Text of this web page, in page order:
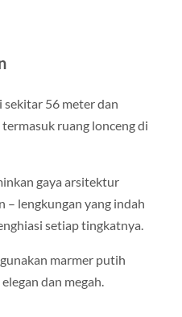
56 meter dan
ruang lonceng di
gaya arsitektur
– lengkungan yang indah
setiap tingkatnya.
marmer putih
dan megah.